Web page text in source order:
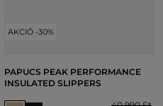
AKCIÓ -30%
PAPUCS PEAK PERFORMANCE
INSULATED SLIPPERS